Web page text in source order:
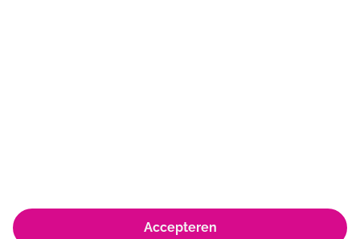
© Koninklijke Sportfondsen 2026
Accepteren